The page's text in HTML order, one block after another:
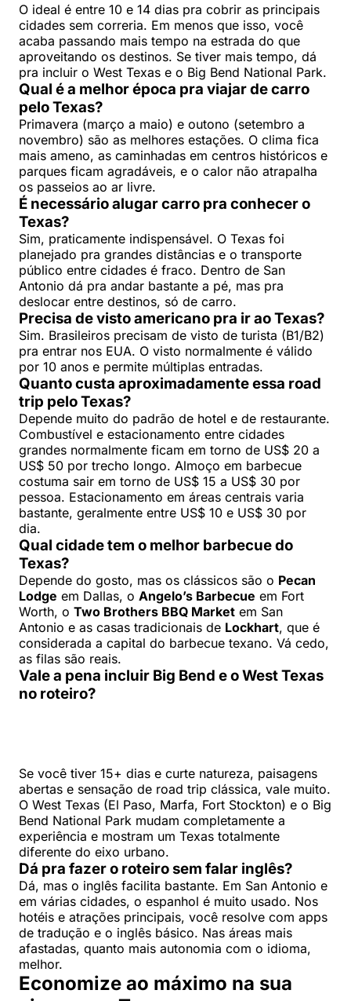
O ideal é entre 10 e 14 dias pra cobrir as principais
cidades sem correria. Em menos que isso, você
acaba passando mais tempo na estrada do que
aproveitando os destinos. Se tiver mais tempo, dá
pra incluir o West Texas e o Big Bend National Park.
Qual é a melhor época pra viajar de carro
pelo Texas?
Primavera (março a maio) e outono (setembro a
novembro) são as melhores estações. O clima fica
mais ameno, as caminhadas em centros históricos e
parques ficam agradáveis, e o calor não atrapalha
os passeios ao ar livre.
É necessário alugar carro pra conhecer o
Texas?
Sim, praticamente indispensável. O Texas foi
planejado pra grandes distâncias e o transporte
público entre cidades é fraco. Dentro de San
Antonio dá pra andar bastante a pé, mas pra
deslocar entre destinos, só de carro.
Precisa de visto americano pra ir ao Texas?
Sim. Brasileiros precisam de visto de turista (B1/B2)
pra entrar nos EUA. O visto normalmente é válido
por 10 anos e permite múltiplas entradas.
Quanto custa aproximadamente essa road
trip pelo Texas?
Depende muito do padrão de hotel e de restaurante.
Combustível e estacionamento entre cidades
grandes normalmente ficam em torno de US$ 20 a
US$ 50 por trecho longo. Almoço em barbecue
costuma sair em torno de US$ 15 a US$ 30 por
pessoa. Estacionamento em áreas centrais varia
bastante, geralmente entre US$ 10 e US$ 30 por
dia.
Qual cidade tem o melhor barbecue do
Texas?
Depende do gosto, mas os clássicos são o Pecan
Lodge em Dallas, o Angelo’s Barbecue em Fort
Worth, o Two Brothers BBQ Market em San
Antonio e as casas tradicionais de Lockhart, que é
considerada a capital do barbecue texano. Vá cedo,
as filas são reais.
Vale a pena incluir Big Bend e o West Texas
no roteiro?
Se você tiver 15+ dias e curte natureza, paisagens
abertas e sensação de road trip clássica, vale muito.
O West Texas (El Paso, Marfa, Fort Stockton) e o Big
Bend National Park mudam completamente a
experiência e mostram um Texas totalmente
diferente do eixo urbano.
Dá pra fazer o roteiro sem falar inglês?
Dá, mas o inglês facilita bastante. Em San Antonio e
em várias cidades, o espanhol é muito usado. Nos
hotéis e atrações principais, você resolve com apps
de tradução e o inglês básico. Nas áreas mais
afastadas, quanto mais autonomia com o idioma,
melhor.
Economize ao máximo na sua